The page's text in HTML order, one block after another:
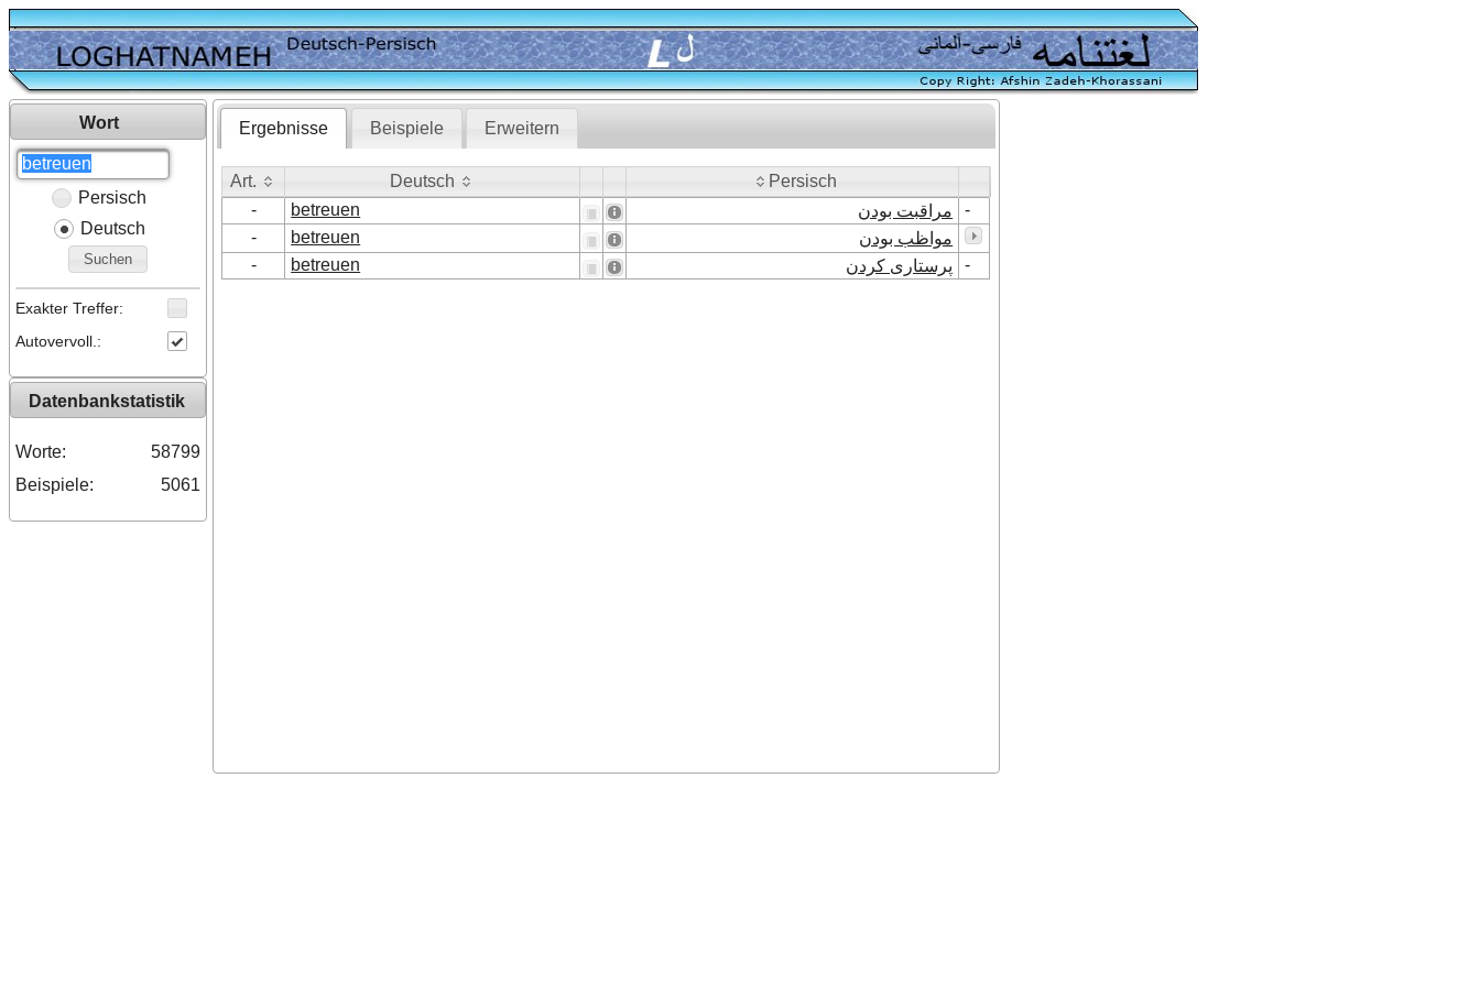
Wort
Persisch
Deutsch
Suchen
Exakter Treffer:
Autovervoll.:
Datenbankstatistik
Worte:
58799
Beispiele:
5061
Ergebnisse Beispiele Erweitern
Art. Deutsch
Persisch
Art.
- betreuen مراقبت بودن
-
-
betreuen
مواظب بودن
-
betreuen پرستاری کردن -